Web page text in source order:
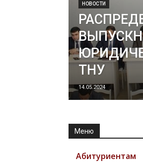
НОВОСТИ
ТНУ
14.05.2024
Меню
Абитуриентам